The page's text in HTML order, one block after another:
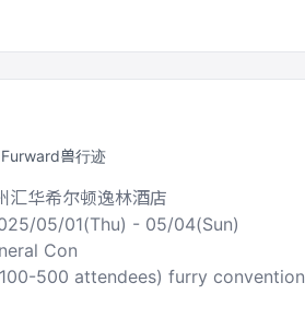
兽行迹
汇华希尔顿逸林酒店
05/01(Thu) - 05/04(Sun)
Con
500 attendees) furry convention